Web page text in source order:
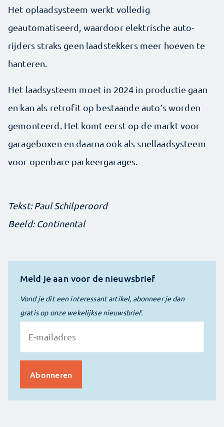
Het oplaadsysteem werkt volledig
geautomatiseerd, waardoor elektrische auto­
rijders straks geen laadstekkers meer hoeven te
hanteren.
Het laadsysteem moet in 2024 in productie gaan
en kan als retrofit op bestaande auto’s worden
gemonteerd. Het komt eerst op de markt voor
garageboxen en daarna ook als snellaadsysteem
voor openbare parkeergarages.
Tekst: Paul Schilperoord
Beeld: Continental
Meld je aan voor de nieuwsbrief
Vond je dit een interessant artikel, abonneer je dan
gratis op onze wekelijkse nieuwsbrief.